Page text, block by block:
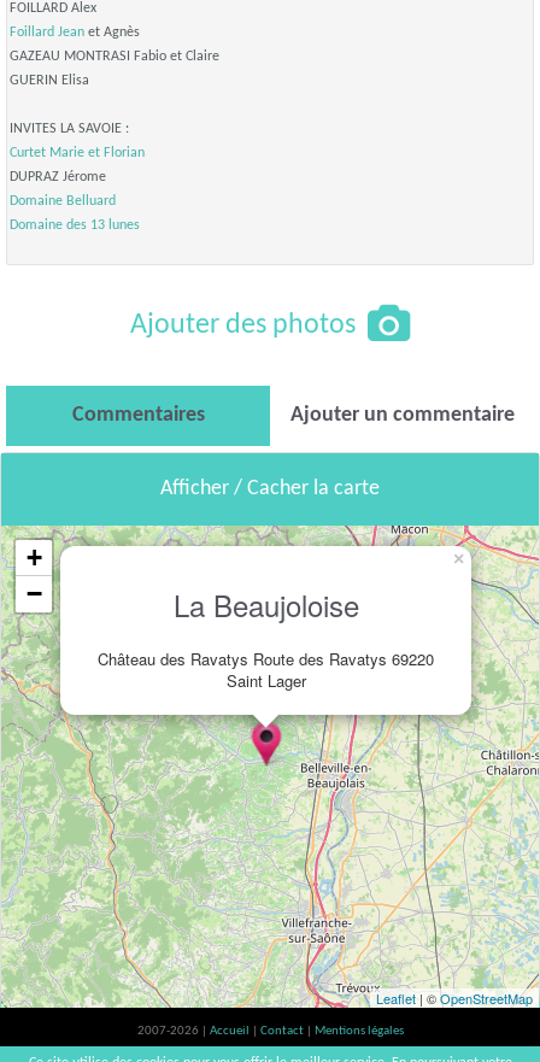
FOILLARD Alex
Foillard Jean et Agnès
GAZEAU MONTRASI Fabio et Claire
GUERIN Elisa
INVITES LA SAVOIE :
Curtet Marie et Florian
DUPRAZ Jérome
Domaine Belluard
Domaine des 13 lunes
Ajouter des photos
Commentaires Ajouter un commentaire
Afficher / Cacher la carte
La Beaujoloise
Château des Ravatys Route des Ravatys 69220
Saint Lager
×
+
−
Leaflet | ©OpenStreetMap
2007-2026 | Accueil Contact
Mentions légales
L'abus d'alcool est dangereux pour la santé, à consommer avec modération. |